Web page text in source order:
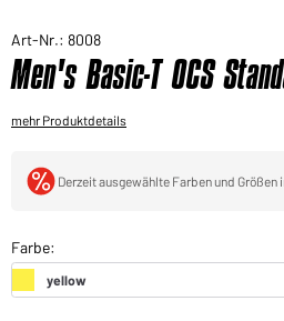
Art-Nr.: 8008
Men's Basic-T OCS
mehr Produktdetails
Derzeit ausgewählte Farben und Größen